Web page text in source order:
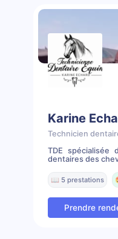
Karine
Technicien
TDE spécialisée
dentaires des
📖 5 prestations
Prendre